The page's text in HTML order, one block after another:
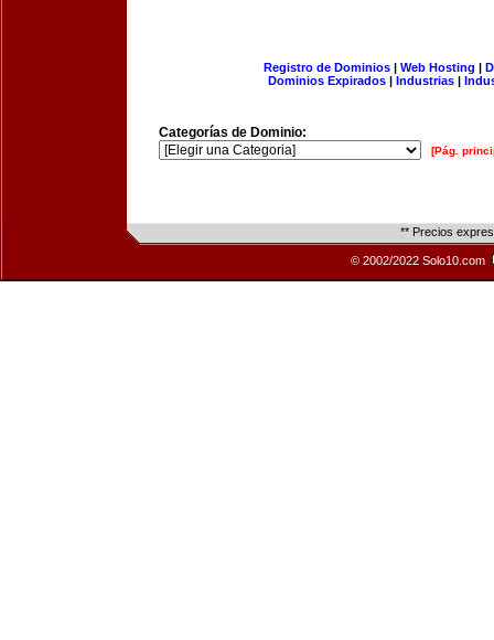
Registro de Dominios| Web Hosting |
Dominios Expirados | Industrias |
Categorías de Dominio:
[Pág.
** Precios
© 2002/2022 Solo10.com